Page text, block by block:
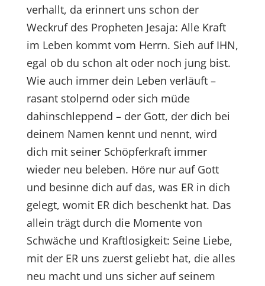
verhallt, da erinnert uns schon der
Weckruf des Propheten Jesaja: Alle Kraft
im Leben kommt vom Herrn. Sieh auf IHN,
egal ob du schon alt oder noch jung bist.
Wie auch immer dein Leben verläuft –
rasant stolpernd oder sich müde
dahinschleppend – der Gott, der dich bei
deinem Namen kennt und nennt, wird
dich mit seiner Schöpferkraft immer
wieder neu beleben. Höre nur auf Gott
und besinne dich auf das, was ER in dich
gelegt, womit ER dich beschenkt hat. Das
allein trägt durch die Momente von
Schwäche und Kraftlosigkeit: Seine Liebe,
mit der ER uns zuerst geliebt hat, die alles
neu macht und uns sicher auf seinem